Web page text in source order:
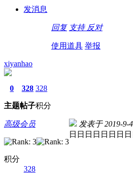
发消息
回复 支持 反对
使用道具 举报
xiyanhao
0
主题
328
帖子
328
积分
高级会员
积分
328
发表于 2019-9-
日日日日日日日